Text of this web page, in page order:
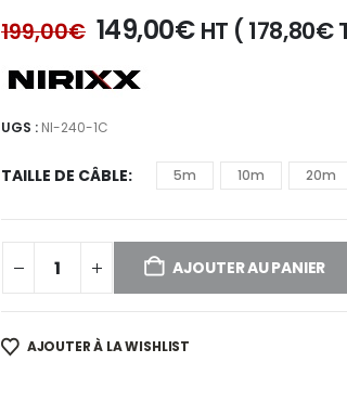
199,00€ Le
prix
initial
199,00€.
149,00€Le
prix
HT ( 178,80€
UGS : NI-240-1C
TAILLE DE CÂBLE 5m 10m 20m
AJOUTER AU PANIER
AJOUTER À LA WISHLIST